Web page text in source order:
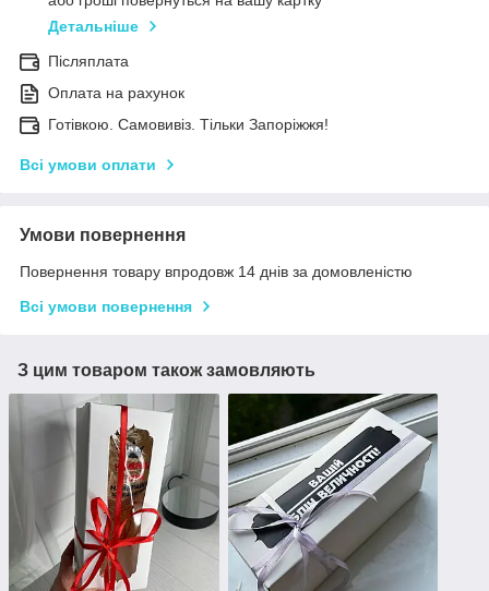
Детальніше
Післяплата
Оплата на рахунок
Готівкою. Самовивіз. Тільки Запоріжжя!
Всі умови оплати
Умови повернення
Повернення товару впродовж 14 днів за домовленістю
Всі умови повернення
З цим товаром також замовляють